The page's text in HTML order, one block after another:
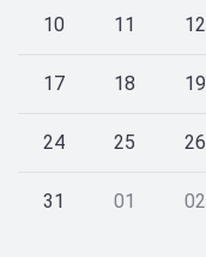
10 11 12
17 18 19
24 25 26
31 01 02